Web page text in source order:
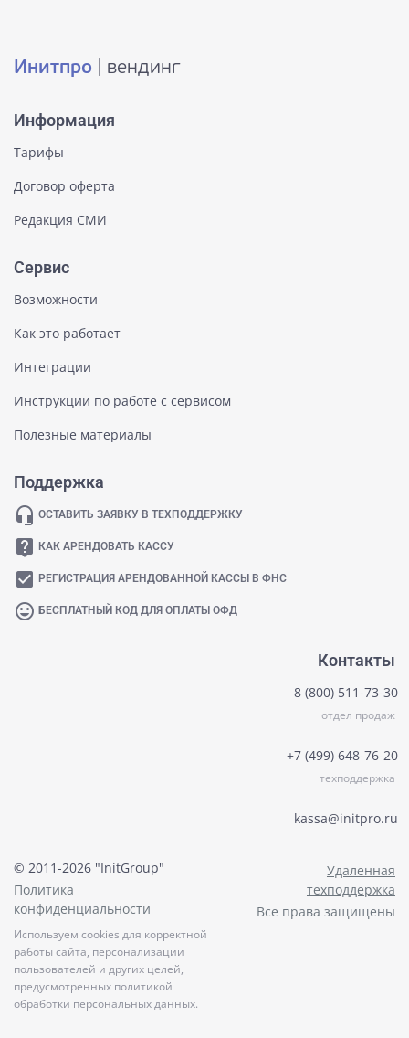
Инитпро | вендинг
Информация
Тарифы
Договор оферта
Редакция СМИ
Сервис
Возможности
Как это работает
Интеграции
Инструкции по работе с сервисом
Полезные материалы
Поддержка
headset_mic ОСТАВИТЬ ЗАЯВКУ В ТЕХПОДДЕРЖКУ
live_help КАК АРЕНДОВАТЬ КАССУ
check_box РЕГИСТРАЦИЯ АРЕНДОВАННОЙ КАССЫ В ФНС
mood БЕСПЛАТНЫЙ КОД ДЛЯ ОПЛАТЫ ОФД
Контакты
8 (800) 511-73-30
отдел продаж
+7 (499) 648-76-20
техподдержка
kassa@initpro.ru
© 2011-2026 "InitGroup"
Политика
конфиденциальности
Используем cookies для корректной
работы сайта, персонализации
пользователей и других целей,
предусмотренных политикой
обработки персональных данных.
Удаленная
техподдержка
Все права защищены